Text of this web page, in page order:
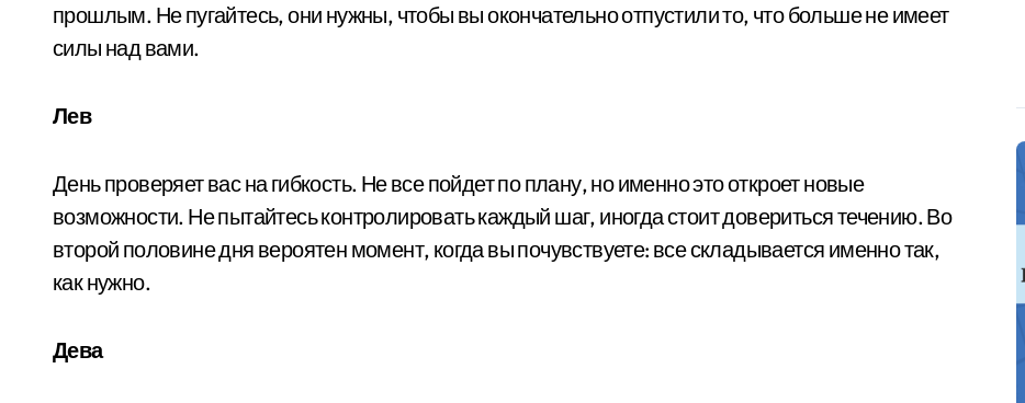
прошлым. Не пугайтесь, они нужны, чтобы вы окончательно отпустили то, что больше не имеет
силы над вами.
Лев
День проверяет вас на гибкость. Не все пойдет по плану, но именно это откроет новые
возможности. Не пытайтесь контролировать каждый шаг, иногда стоит довериться течению. Во
второй половине дня вероятен момент, когда вы почувствуете: все складывается именно так,
как нужно.
Дева